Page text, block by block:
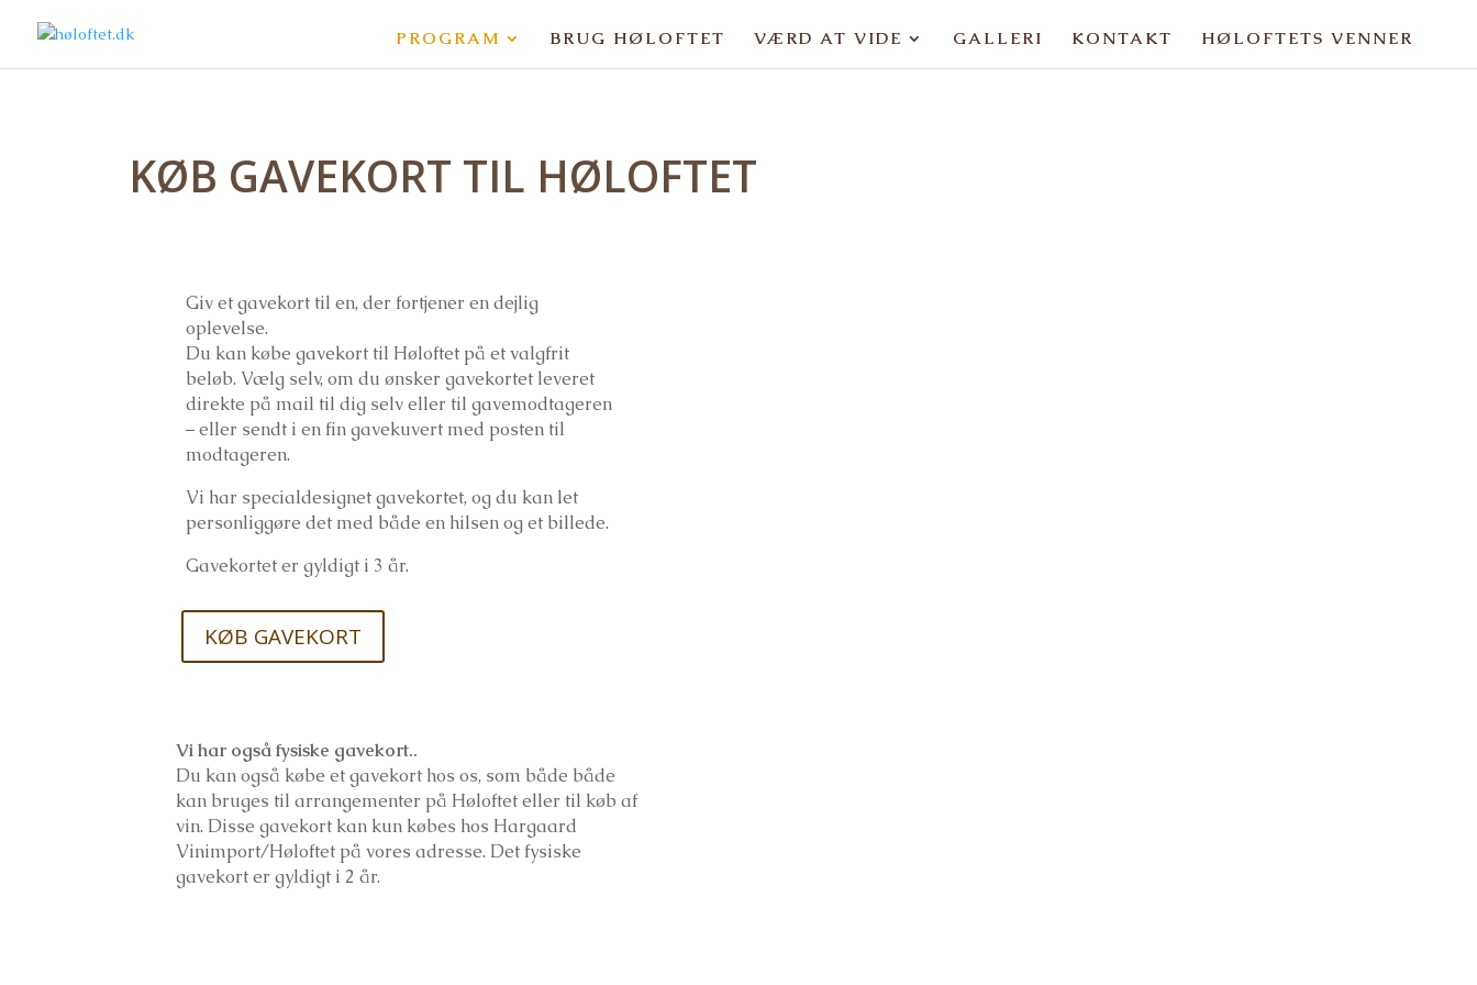
PROGRAM BRUG HØLOFTET VÆRD AT VIDE GALLERI KONTAKT HØLOFTETS VENNER
KØB GAVEKORT TIL HØLOFTET
Giv et gavekort til en, der fortjener en dejlig
oplevelse.
Du kan købe gavekort til Høloftet på et valgfrit
beløb. Vælg selv, om du ønsker gavekortet leveret
direkte på mail til dig selv eller til gavemodtageren
– eller sendt i en fin gavekuvert med posten til
modtageren.
Vi har specialdesignet gavekortet, og du kan let
personliggøre det med både en hilsen og et billede.
Gavekortet er gyldigt i 3 år.
KØB GAVEKORT
Vi har også fysiske gavekort..
Du kan også købe et gavekort hos os, som både både
kan bruges til arrangementer på Høloftet eller til køb af
vin. Disse gavekort kan kun købes hos Hargaard
Vinimport/Høloftet på vores adresse. Det fysiske
gavekort er gyldigt i 2 år.